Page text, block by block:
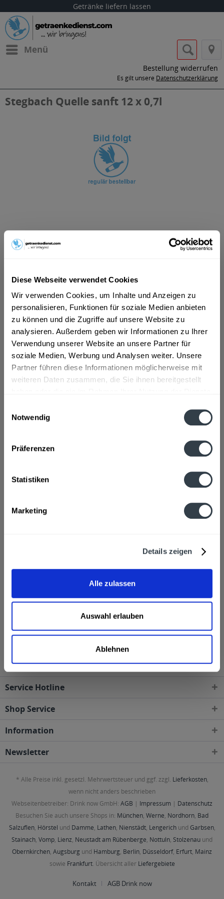
Diese Webseite verwendet Cookies
Wir verwenden Cookies, um Inhalte und Anzeigen zu
personalisieren, Funktionen für soziale Medien anbieten
zu können und die Zugriffe auf unsere Website zu
analysieren. Außerdem geben wir Informationen zu Ihrer
Verwendung unserer Website an unsere Partner für
soziale Medien, Werbung und Analysen weiter. Unsere
Partner führen diese Informationen möglicherweise mit
weiteren Daten zusammen, die Sie ihnen bereitgestellt
Notwendig
Präferenzen
Statistiken
Marketing
Details zeigen
Alle zulassen
Auswahl erlauben
Ablehnen
Getränke liefern lassen
Menü
Bestellung widerrufen
Es gilt unsere Datenschutzerklärung
Stegbach Quelle sanft 12 x 0,7l
ab 5,59 € *
Vorrätig
MEHRWEG
+3,93 € Pfand
In den Warenkorb
Artikel-Nr.:
33567
Verfügbar in:
"Stegbach Quelle sanft 12 x 0,7l"
Zutaten und Allergene
Natürliches Mineralwasser mit wenig Kohlensäure versetzt
mittels Großbuchstaben besonders hervorgehoben
Eico Quelle GmbH & Co. KG, Hengstfelder Straße 33,
Eico Quelle GmbH & Co. KG, Hengstfelder Straße 33,
Wallhausen
Regionen, Städten, Orten und Postleitzahl-Gebieten
Service Hotline
Shop Service
Information
Newsletter
* Alle Preise inkl. gesetzl. Mehrwertsteuer und ggf. zzgl. Lieferkosten,
wenn nicht anders beschrieben
Webseitenbetreiber: Drink now GmbH: AGB | Impressum | Datenschutz
Besuchen Sie auch unsere Shops in: München, Werne, Nordhorn, Bad
Salzuflen, Hörstel und Damme, Lathen, Nienstädt, Lengerichund Garbsen,
Stainach, Vomp, Lienz, Neustadt am Rübenberge, Nottuln, Stolzenau und
Obernkirchen, Augsburg und Hamburg, Berlin, Düsseldorf, Erfurt, Mainz
sowie Frankfurt. Übersicht aller Liefergebiete
Kontakt AGB Drink now